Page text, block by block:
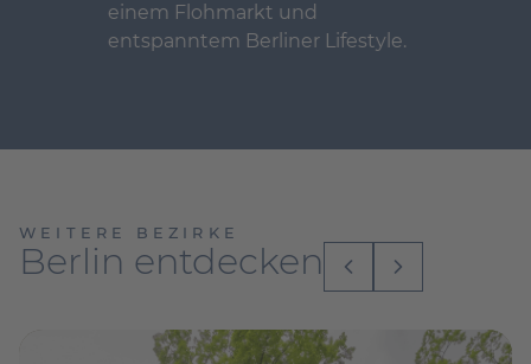
einem Flohmarkt und
entspanntem Berliner Lifestyle.
WEITERE BEZIRKE
Berlin entdecken